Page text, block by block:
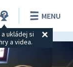
ukládej si
a videa.
MENU